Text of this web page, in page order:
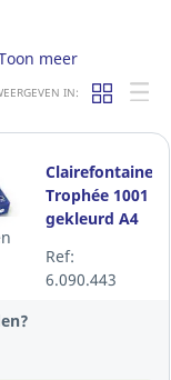
meer
IN:
Clairefontaine
Trophée 1001
gekleurd A4
zwart, per
250 vel
Ref:
6.090.443